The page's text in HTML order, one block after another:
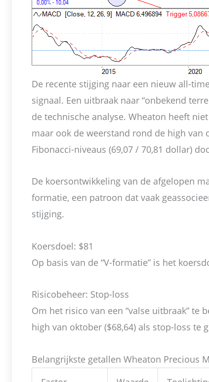
De recente stijging naar een nieuw all-
signaal. Een uitbraak naar “onbekend
de technische analyse. Wheaton heeft
maar ook de weerstand rond de high van
Fibonacci-niveaus (69,07 / 70,81 dollar)
De koersontwikkeling van de afgelopen
formatie, een patroon dat vaak
stijging.
Koersdoel: $81
Op basis van de “V-formatie” is het
Risicobeheer: Stop-loss
Om het risico van een “valse uitbraak” te
high van oktober ($68,64) als stop-loss te
Belangrijkste getallen Wheaton Precious